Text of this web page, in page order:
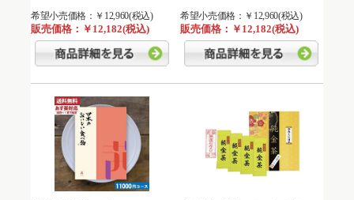
希望小売価格：￥12,960(税込)
販売価格：￥12,182(税込)
希望小売価格：￥12,960(税込)
販売価格：￥12,182(税込)